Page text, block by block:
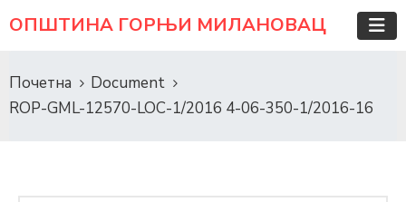
ОПШТИНА ГОРЊИ МИЛАНОВАЦ
Почетна
Document
ROP-GML-12570-LOC-1/2016 4-06-350-1/2016-16